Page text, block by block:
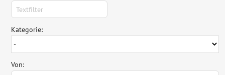
Kategorie:
Von: